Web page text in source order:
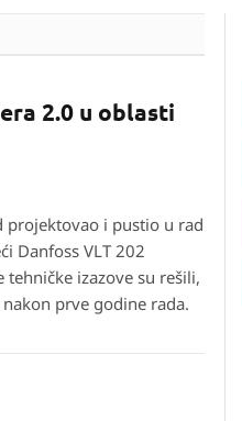
2.0 u oblasti
projektovao i pustio u rad
Danfoss VLT 202
izazove su rešili,
prve godine rada.